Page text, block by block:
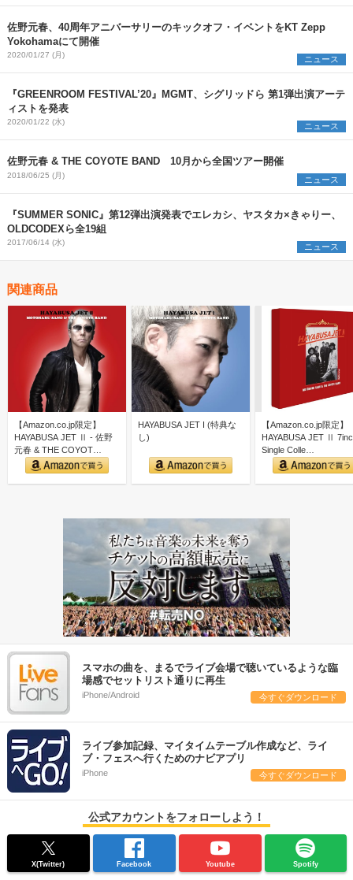
佐野元春、40周年アニバーサリーのキックオフ・イベントをKT Zepp
Yokohamaにて開催
2020/01/27 (月) ニュース
『GREENROOM FESTIVAL’20』MGMT、シグリッドら 第1弾出演アーテ
ィストを発表
2020/01/22 (水) ニュース
佐野元春 & THE COYOTE BAND 10月から全国ツアー開催
2018/06/25 (月) ニュース
『SUMMER SONIC』第12弾出演発表でエレカシ、ヤスタカ×きゃりー、
OLDCODEXら全19組
2017/06/14 (水) ニュース
関連商品
【Amazon.co.jp限定】
HAYABUSA JET Ⅱ - 佐野
元春 & THE COYOT…
HAYABUSA JET Ι (特典な
し)
【Amazon.co.jp限定】
HAYABUSA JET Ⅱ
Single Colle…
スマホの曲を、まるでライブ会場で聴いているような臨
場感でセットリスト通りに再生
iPhone/Android 今すぐダウンロード
ライブ参加記録、マイタイムテーブル作成など、ライ
ブ・フェスへ行くためのナビアプリ
iPhone 今すぐダウンロード
公式アカウントをフォローしよう！
X(Twitter) Facebook Youtube Spotify